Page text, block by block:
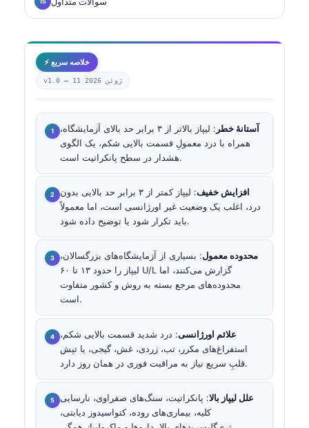
⚡ خلاصه سریع
v1.0 — 11 ژوئن 2026
آستانهٔ خطر
: لیپاز بالاتر از ۳ برابر حد بالای آزمایشگاه،
همراه با درد معمولِ قسمت بالایی شکم، یک الگوی
هشدار در سطح پانکراتیت است.
افزایش خفیف
: لیپاز کمتر از ۳ برابر حد بالایی بدون
درد، اغلب یک وضعیت غیر اورژانسی است، اما معمولاً
باید تکرار شود یا توضیح داده شود.
محدوده معمول: بسیاری از آزمایشگاه‌های بزرگسالان،
لیپاز را حدود ۱۳ تا ۶۰ U/L گزارش می‌کنند، اما
محدوده‌های مرجع بسته به روش و کشور متفاوت
است.
علائم اورژانسی: درد شدید قسمت بالایی شکم،
استفراغ‌های مکرر، تب، زردی، غش، گیجی، یا تپش
قلبِ سریع نیاز به مراقبت فوری در همان روز دارد.
علل لیپاز بالا: پانکراتیت، سنگ‌های صفراوی، نارسایی
کلیه، بیماری‌های روده، کتواسیدوز دیابتی،